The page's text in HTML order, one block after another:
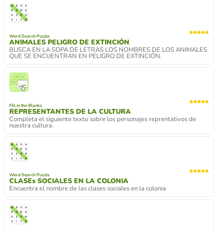
Word Search Puzzle
ANIMALES PELIGRO DE EXTINCIÓN
BUSCA EN LA SOPA DE LETRAS LOS NOMBRES DE LOS ANIMALES
QUE SE ENCUENTRAN EN PELIGRO DE EXTINCIÓN.
Fill in the Blanks
REPRESENTANTES DE LA CULTURA
Completa el siguiente texto sobre los personajes reprentativos de
nuestra cultura.
Word Search Puzzle
CLASEs SOCIALES EN LA COLONIA
Encuentra el nombre de las clases sociales en la colonia